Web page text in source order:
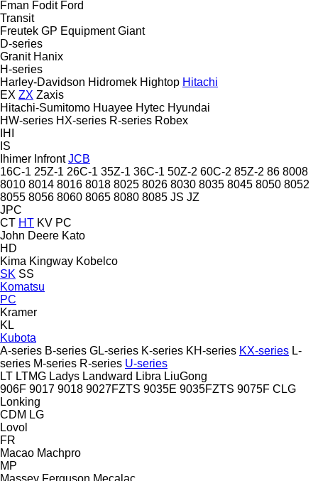
Fman Fodit Ford
Transit
Freutek GP Equipment Giant
D-series
Granit Hanix
H-series
Harley-Davidson Hidromek Hightop Hitachi
EX ZX Zaxis
Hitachi-Sumitomo Huayee Hytec Hyundai
HW-series HX-series R-series Robex
IHI
IS
Ihimer Infront JCB
16C-1 25Z-1 26C-1 35Z-1 36C-1 50Z-2 60C-2 85Z-2 86 8008
8010 8014 8016 8018 8025 8026 8030 8035 8045 8050 8052
8055 8056 8060 8065 8080 8085 JS JZ
JPC
CT HT KV PC
John Deere Kato
HD
Kima Kingway Kobelco
SK SS
Komatsu
PC
Kramer
KL
Kubota
A-series B-series GL-series K-series KH-series KX-series L-
series M-series R-series U-series
LT LTMG Ladys Landward Libra LiuGong
906F 9017 9018 9027FZTS 9035E 9035FZTS 9075F CLG
Lonking
CDM LG
Lovol
FR
Macao Machpro
MP
Massey Ferguson Mecalac